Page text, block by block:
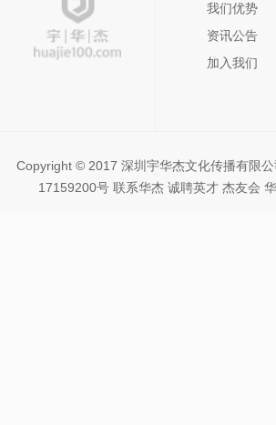
我们优势
资讯公告
加入我们
Copyright © 2017 深圳宇华杰文化传播有限
17159200号 联系华杰 诚聘英才 杰友会